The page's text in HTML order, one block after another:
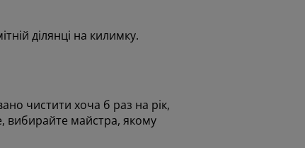
ділянці на килимку.
чистити хоча б раз на рік,
вибирайте майстра, якому